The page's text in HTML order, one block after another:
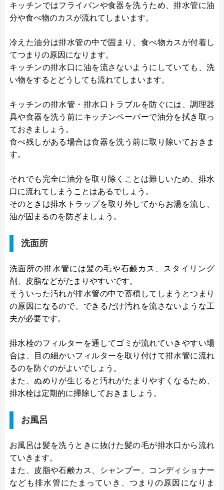
キッチンではフライパンや食器を洗うため、排水管に油
分や食べ物のカスが流れてしまいます。
冷えた油分は排水管の中で固まり、食べ物カスが付着し
てつまりの原因になります。
キッチンの排水口に油を流さないようにしていても、洗
い物をするとどうしても流れてしまいます。
キッチンの排水管・排水口トラブルを防ぐには、調理器
具や食器を洗う前にキッチンペーパーで油分を拭き取っ
ておきましょう。
食べ残しがある場合は食器を洗う前に取り除いておきま
す。
それでも完全に油分を取り除くことは難しいため、排水
口に流れてしまうことはあるでしょう。
そのときは排水トラップを取り外してからお湯を流し、
油が固まるのを防ぎましょう。
洗面所
洗面所の排水管には髪の毛や石鹸カス、スタイリング
剤、皮脂などがたまりやすいです。
そういった汚れが排水管の中で蓄積してしまうとつまり
の原因になるので、できるだけ汚れを流さないような工
夫が必要です。
排水栓のフィルターを通してゴミが流れていきやすい場
合は、目の細かいフィルターを取り付けて排水管に流れ
るのを防ぐのがよいでしょう。
また、ぬめりが生じると汚れがたまりやすくなるため、
排水栓は定期的に掃除しておきましょう。
お風呂
お風呂は髪を洗うときに抜けた髪の毛が排水口から流れ
ていきます。
また、皮脂や石鹸カス、シャンプー、コンディショナー
なども排水管にたまっていき、つまりの原因になりま